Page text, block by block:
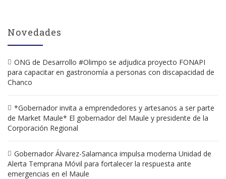
Novedades
ONG de Desarrollo #Olimpo se adjudica proyecto FONAPI
para capacitar en gastronomía a personas con discapacidad de
Chanco
*Gobernador invita a emprendedores y artesanos a ser parte
de Market Maule* El gobernador del Maule y presidente de la
Corporación Regional
Gobernador Álvarez-Salamanca impulsa moderna Unidad de
Alerta Temprana Móvil para fortalecer la respuesta ante
emergencias en el Maule